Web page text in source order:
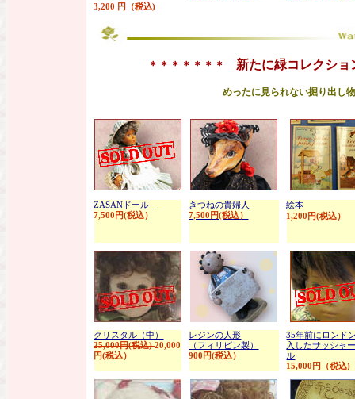
3,200 円（税込)
＊ ＊＊＊＊＊＊ 新たに緑コレクショ
めったに見られない掘り出し
ZASANドール
7,500円(税込）
きつねの貴婦人
7,500円(税込）
絵本
1,200円(税込）
クリスタル（中）
25,000円(税込)20,000
円(税込）
レジンの人形
（フィリピン製）
900円(税込）
35年前にロンド
入したサッシャ
ル
15,000円（税込)